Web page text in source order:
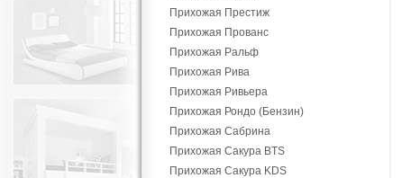
Прихожая Престиж
Прихожая Прованс
Прихожая Ральф
Прихожая Рива
Прихожая Ривьера
Прихожая Рондо (Бензин)
Прихожая Сабрина
Прихожая Сакура BTS
Прихожая Сакура KDS